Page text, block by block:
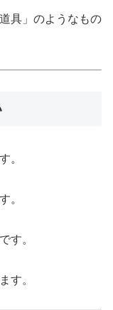
具」のようなもの
。
。
す。
す。